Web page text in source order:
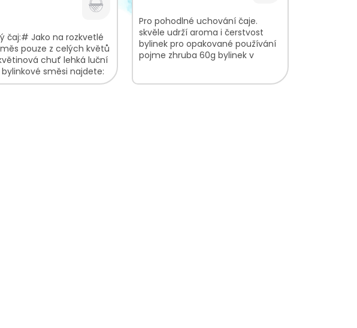
čaj:# Jako na rozkvetlé
pouze z celých květů
chuť lehká luční
směsi najdete:
Pro pohodlné uchování čaje.
skvěle udrží aroma i čerstvost
bylinek pro opakované používání
pojme zhruba 60g bylinek v